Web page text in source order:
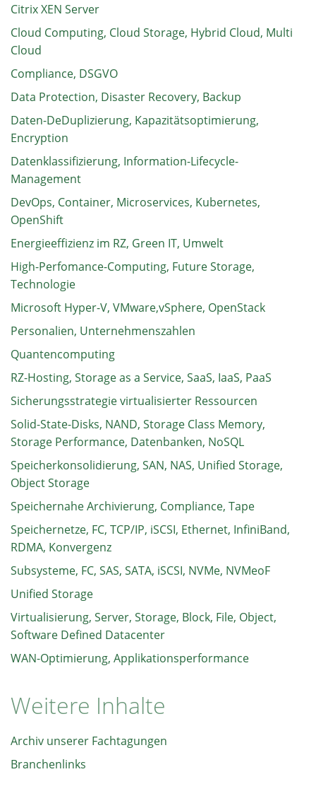
Citrix XEN Server
Cloud Computing, Cloud Storage, Hybrid Cloud, Multi
Cloud
Compliance, DSGVO
Data Protection, Disaster Recovery, Backup
Daten-DeDuplizierung, Kapazitätsoptimierung,
Encryption
Datenklassifizierung, Information-Lifecycle-
Management
DevOps, Container, Microservices, Kubernetes,
OpenShift
Energieeffizienz im RZ, Green IT, Umwelt
High-Perfomance-Computing, Future Storage,
Technologie
Microsoft Hyper-V, VMware,vSphere, OpenStack
Personalien, Unternehmenszahlen
Quantencomputing
RZ-Hosting, Storage as a Service, SaaS, IaaS, PaaS
Sicherungsstrategie virtualisierter Ressourcen
Solid-State-Disks, NAND, Storage Class Memory,
Storage Performance, Datenbanken, NoSQL
Speicherkonsolidierung, SAN, NAS, Unified Storage,
Object Storage
Speichernahe Archivierung, Compliance, Tape
Speichernetze, FC, TCP/IP, iSCSI, Ethernet, InfiniBand,
RDMA, Konvergenz
Subsysteme, FC, SAS, SATA, iSCSI, NVMe, NVMeoF
Unified Storage
Virtualisierung, Server, Storage, Block, File, Object,
Software Defined Datacenter
WAN-Optimierung, Applikationsperformance
Weitere Inhalte
Archiv unserer Fachtagungen
Branchenlinks